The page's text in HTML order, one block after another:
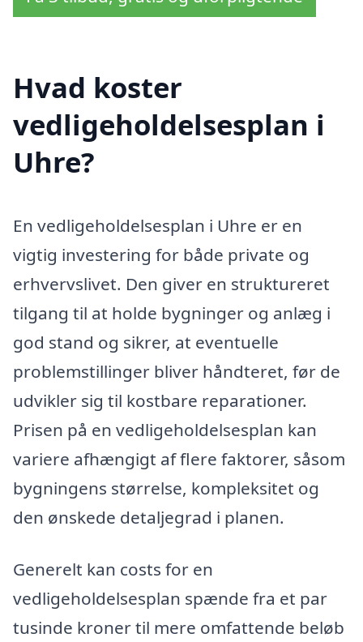
Hvad koster
vedligeholdelsesplan i
Uhre?
En vedligeholdelsesplan i Uhre er en
vigtig investering for både private og
erhvervslivet. Den giver en struktureret
tilgang til at holde bygninger og anlæg i
god stand og sikrer, at eventuelle
problemstillinger bliver håndteret, før de
udvikler sig til kostbare reparationer.
Prisen på en vedligeholdelsesplan kan
variere afhængigt af flere faktorer, såsom
bygningens størrelse, kompleksitet og
den ønskede detaljegrad i planen.
Generelt kan costs for en
vedligeholdelsesplan spænde fra et par
tusinde kroner til mere omfattende beløb